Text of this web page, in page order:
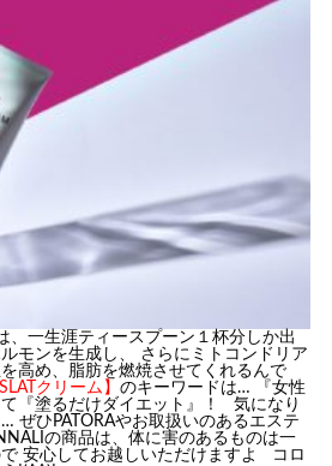
涯ティースプーン１杯分しか出
モンを生成し、 さらにミトコンドリア
高め、脂肪を燃焼させてくれるんで
クリーム】 のキーワードは… 『女性
『塗るだけダイエット』！ 気になり
ぜひPATORAやお取扱いのあるエステ
の商品は、体に害のあるものは一
安心してお越しいただけますよ コロ